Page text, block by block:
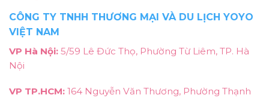
CÔNG TY TNHH THƯƠNG MẠI VÀ DU LỊCH YOYO
VIỆT NAM
VP Hà Nội: 5/59 Lê Đức Thọ, Phường Từ Liêm, TP. Hà
Nội
VP TP.HCM: 164 Nguyễn Văn Thương, Phường Thạnh